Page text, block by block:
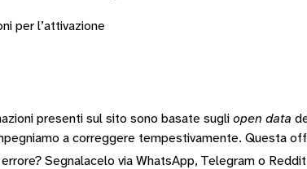
per l’attivazione
presenti sul sito sono basate sugli open data
a correggere tempestivamente. Questa
Segnalacelo via WhatsApp, Telegram o Reddit